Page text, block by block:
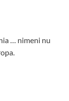
… nimeni nu